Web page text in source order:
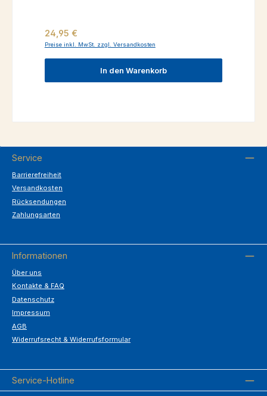
Regulärer Preis:
24,95 €
Preise inkl. MwSt. zzgl. Versandkosten
In den Warenkorb
Service
Barrierefreiheit
Versandkosten
Rücksendungen
Zahlungsarten
Informationen
Über uns
Kontakte & FAQ
Datenschutz
Impressum
AGB
Widerrufsrecht & Widerrufsformular
Service-Hotline